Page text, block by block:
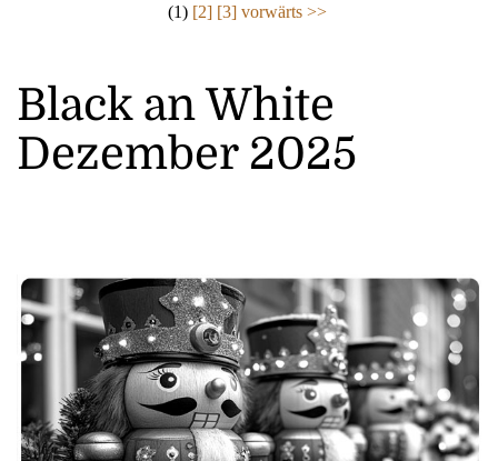
(1) [2] [3] vorwärts >>
Black an White
Dezember 2025